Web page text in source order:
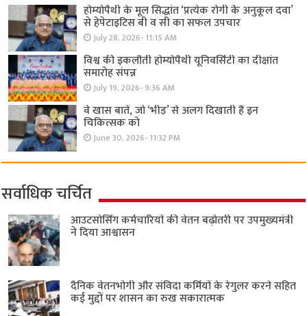
होम्योपैथी के मूल सिद्धांत ‘प्रत्येक रोगी केे अनुकूल दवा’
से हेपेटाइटिस बी व सी का सफल उपचार
July 28, 2026- 11:15 AM
विश्व की इकलौती होम्योपैथी यूनिवर्सिटी का दीक्षांत
समारोह संपन्न
July 19, 2026- 9:36 AM
वे खास बातें, जो ‘भीड़’ से अलग दिखाती हैं इन
चिकित्सक को
June 30, 2026- 11:32 PM
सर्वाधिक चर्चित
आउटसोर्सिंग कर्मचारियों की वेतन बढ़ोतरी पर उपमुख्यमंत्री
ने दिया आश्वासन
दैनिक वेतनभोगी और संविदा कर्मियों के रेगुलर करने सहित
कई मुद्दों पर शासन का रुख सकारात्मक